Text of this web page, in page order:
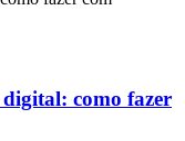
como fazer